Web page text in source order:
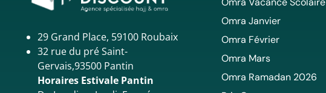
29 Grand Place, 59100 Roubaix
32 rue du pré Saint-
Gervais,93500 Pantin
Horaires Estivale Pantin
Omra Janvier
Omra Février
Omra Mars
Omra Ramadan 2026